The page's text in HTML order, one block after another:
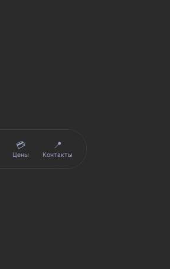
💳
Цены
📍
Контакты